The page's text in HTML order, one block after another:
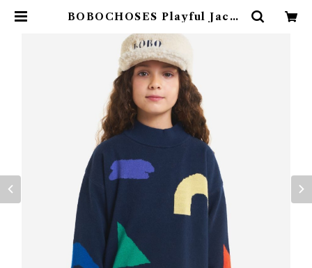
BOBOCHOSES Playful Jacqu